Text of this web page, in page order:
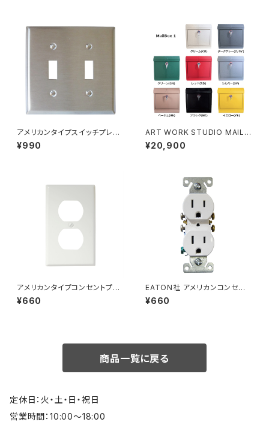
アメリカンタイプスイッチプレー
ト 2口 ステンレスヘアライン
¥990
ART WORK STUDIO MAILB
OX1 メールボックス ポスト 全8
色
¥20,900
アメリカンタイプコンセントプレ
ート 2口 ホワイト スチール
¥660
EATON社 アメリカンコンセント
防塵シャッター付き TR アース
付き 2口 ホワイト アメリカ製
¥660
商品一覧に戻る
定休日：火・土・日・祝日
営業時間：10:00～18:00